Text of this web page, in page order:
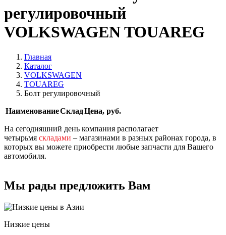
регулировочный
VOLKSWAGEN TOUAREG
Главная
Каталог
VOLKSWAGEN
TOUAREG
Болт регулировочный
НаименованиеСкладЦена, руб.
На сегодняшний день компания располагает
четырьмя складами – магазинами в разных районах города, в
которых вы можете приобрести любые запчасти для Вашего
автомобиля.
Мы рады предложить Вам
Низкие цены